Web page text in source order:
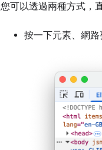
您可以透過兩種方式，
按一下元素、網路